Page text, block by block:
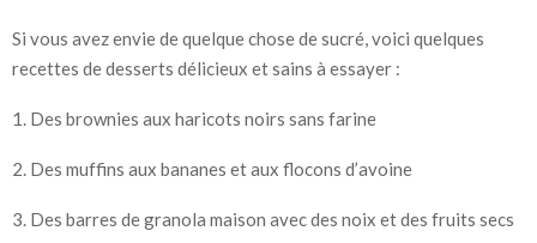
Si vous avez envie de quelque chose de sucré, voici quelques
recettes de desserts délicieux et sains à essayer :
1. Des brownies aux haricots noirs sans farine
2. Des muffins aux bananes et aux flocons d’avoine
3. Des barres de granola maison avec des noix et des fruits secs